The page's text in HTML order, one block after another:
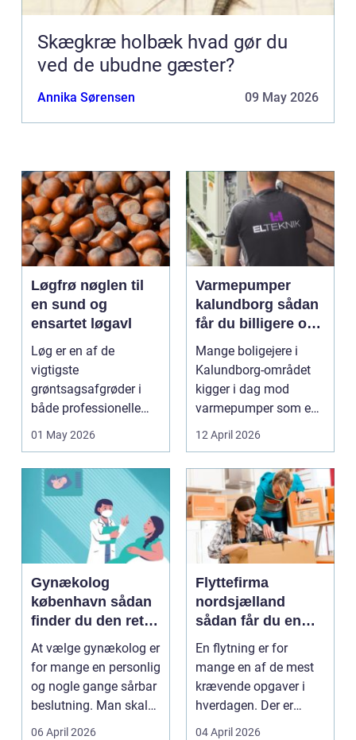
Skægkræ holbæk hvad gør du
ved de ubudne gæster?
Annika Sørensen 09 May 2026
Løgfrø nøglen til
en sund og
ensartet løgavl
Løg er en af de
vigtigste
grøntsagsafgrøder i
både professionelle
køkkenhaver og større
landbrugspro...
01 May 2026
Varmepumper
kalundborg sådan
får du billigere og
mere bæredygtig
varme
Mange boligejere i
Kalundborg-området
kigger i dag mod
varmepumper som en
vej til lavere
varmeregnin...
12 April 2026
Gynækolog
københavn sådan
finder du den rette
specialist
At vælge gynækolog er
for mange en personlig
og nogle gange sårbar
beslutning. Man skal
både føle si...
06 April 2026
Flyttefirma
nordsjælland
sådan får du en
tryg og effektiv
flytning
En flytning er for
mange en af de mest
krævende opgaver i
hverdagen. Der er
meget at holde styr på,
04 April 2026